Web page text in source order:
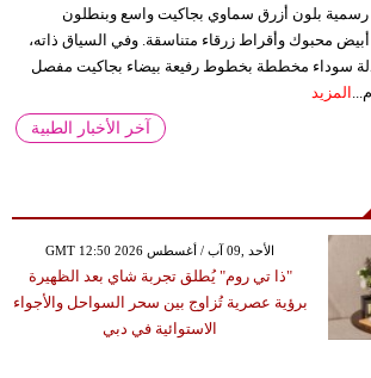
رسمية بلون أزرق سماوي بجاكيت واسع وبنطلون
محبوك وأقراط زرقاء متناسقة. وفي السياق ذاته،
سوداء مخططة بخطوط رفيعة بيضاء بجاكيت مفصل
المزيد
آخر الأخبار الطبية
GMT 12:50 2026 الأحد ,09 آب / أغسطس
"ذا تي روم" يُطلق تجربة شاي بعد الظهيرة
برؤية عصرية تُزاوج بين سحر السواحل والأجواء
الاستوائية في دبي